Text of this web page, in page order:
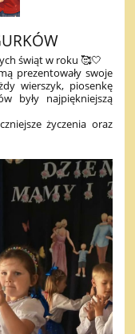
świąt w roku 🥰🤍
prezentowały swoje
wierszyk, piosenkę
były najpiękniejszą
życzenia oraz